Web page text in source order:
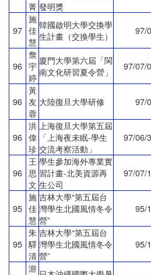
菁 發明獎
97
施
佳
慧
韓國啟明大學交換學
生計畫（交換學生）
97/
96
詹
宇
婷
廈門大學第六屆「閩
南文化研習夏令營」
97/07/
96
黃
友
蓉
大陸復旦大學研修 97/
96
洪
偉
珍
上海復旦大學第五屆
「上海夜未眠-學生
交流考察活動」
97/06/
96
王
思
文
學生參加海外專業實
習計畫-北美資源再
生公司
97/07/
95
施
佳
慧
吉林大學“第五屆台
灣學生北國風情冬令
營”
95/
95
朱
驛
清
吉林大學“第五屆台
灣學生北國風情冬令
營”
95/
游